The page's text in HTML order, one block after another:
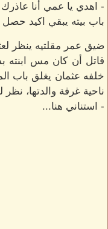
- اهدي يا عمي أنا
باب بيته يبقي اكيد
ضيق عمر مقلتيه ينظر
قاتل أن كان مس ابنته
خلفه عثمان يغلق باب
ناحية غرفة والدتها،
- استناني هنا...